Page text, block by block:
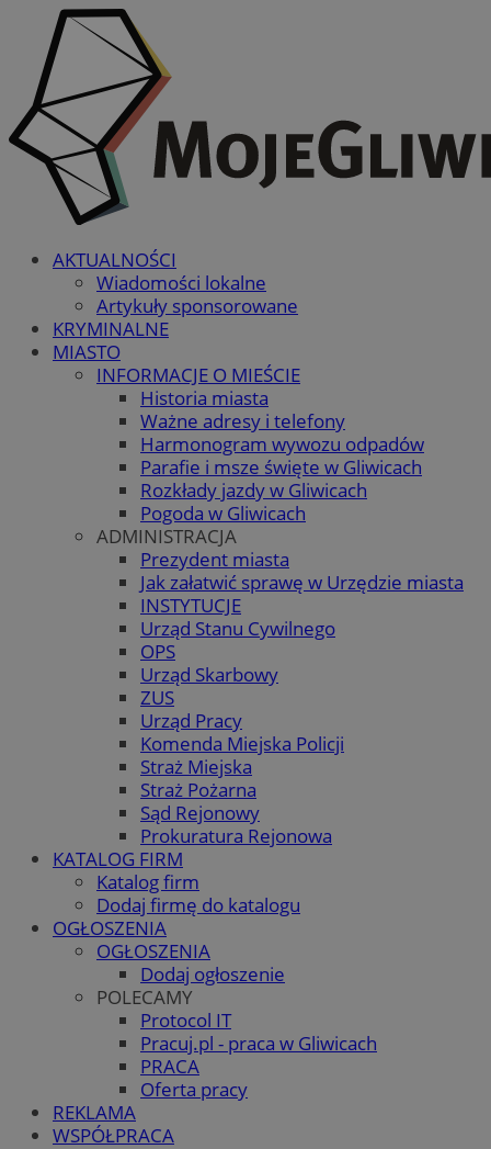
AKTUALNOŚCI
Wiadomości lokalne
Artykuły sponsorowane
KRYMINALNE
MIASTO
INFORMACJE O MIEŚCIE
Historia miasta
Ważne adresy i telefony
Harmonogram wywozu odpadów
Parafie i msze święte w Gliwicach
Rozkłady jazdy w Gliwicach
Pogoda w Gliwicach
ADMINISTRACJA
Prezydent miasta
Jak załatwić sprawę w Urzędzie miasta
INSTYTUCJE
Urząd Stanu Cywilnego
OPS
Urząd Skarbowy
ZUS
Urząd Pracy
Komenda Miejska Policji
Straż Miejska
Straż Pożarna
Sąd Rejonowy
Prokuratura Rejonowa
KATALOG FIRM
Katalog firm
Dodaj firmę do katalogu
OGŁOSZENIA
OGŁOSZENIA
Dodaj ogłoszenie
POLECAMY
Protocol IT
Pracuj.pl - praca w Gliwicach
PRACA
Oferta pracy
REKLAMA
WSPÓŁPRACA